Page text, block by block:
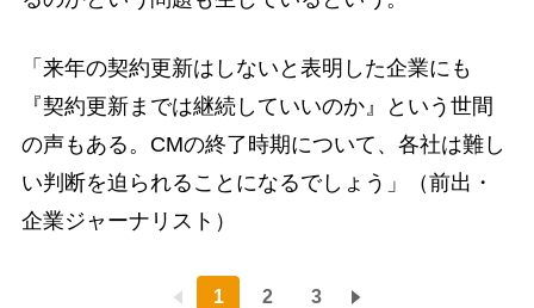
「来年の契約更新はしないと表明した企業にも
『契約更新までは継続していいのか』という世間
の声もある。CMの終了時期について、各社は難し
い判断を迫られることになるでしょう」（前出・
企業ジャーナリスト）
1 2 3